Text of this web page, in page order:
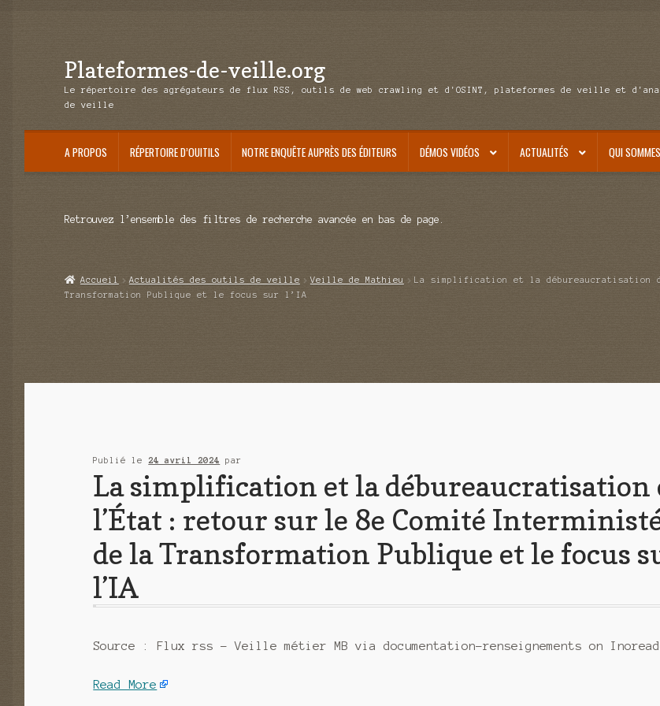
Aller
à
Aller
au
Plateformes-de-veille.org
Le répertoire des agrégateurs de flux RSS, outils de web crawling et d'OSINT, plateformes de veille et
de veille
A PROPOS RÉPERTOIRE D’OUITILS NOTRE ENQUÊTE AUPRÈS DES ÉDITEURS DÉMOS VIDÉOS ACTUALITÉS QUI
Retrouvez l’ensemble des filtres de recherche avancée en bas de page.
Accueil Actualités des outils de veille Veille de Mathieu
La simplification et la
Transformation Publique et le focus sur l’IA
Publié le 24 avril 2024 par
La simplification et la débureaucratisation
l’État : retour sur le 8e Comité
de la Transformation Publique et le focus
l’IA
Source : Flux rss – Veille métier MB via documentation-renseignements on
Read More